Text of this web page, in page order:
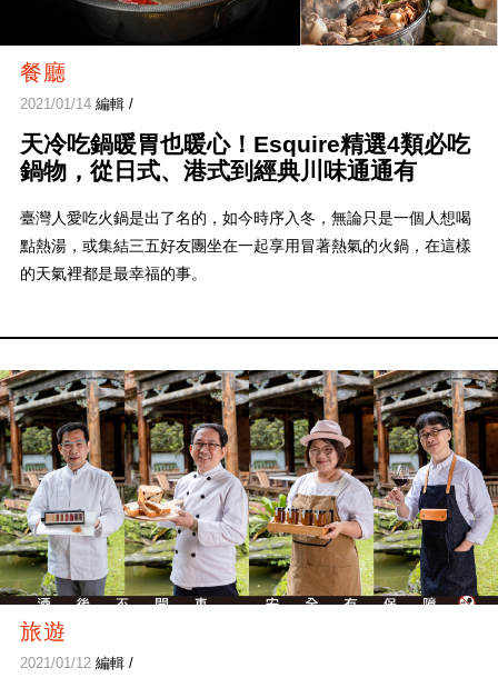
餐廳
2021/01/14編輯 /
天冷吃鍋暖胃也暖心！Esquire精選4類必吃
鍋物，從日式、港式到經典川味通通有
臺灣人愛吃火鍋是出了名的，如今時序入冬，無論只是一個人想喝
點熱湯，或集結三五好友團坐在一起享用冒著熱氣的火鍋，在這樣
的天氣裡都是最幸福的事。
旅遊
2021/01/12編輯 /